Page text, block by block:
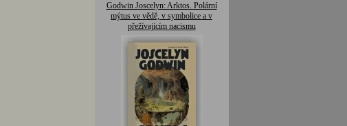
Godwin Joscelyn: Arktos. Polární
mýtus ve vědě, v symbolice a v
přežívajícím nacismu